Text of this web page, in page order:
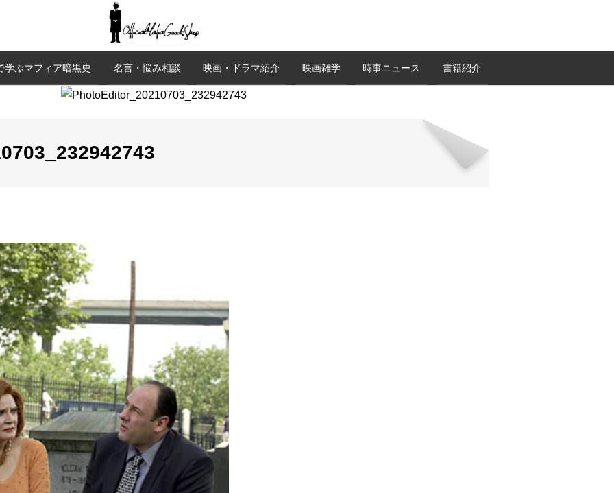
学ぶマフィア暗黒史 名言・悩み相談 映画・ドラマ紹介 映画雑学 時事ニュース 書籍紹介